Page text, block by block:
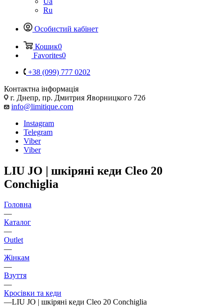
Ru
Особистий кабінет
Кошик0
Favorites0
+38 (099) 777 0202
Контактна інформація
г. Днепр, пр. Дмитрия Яворницкого 72б
info@limitique.com
Instagram
Telegram
Viber
Viber
LIU JO | шкіряні кеди Cleo 20
Conchiglia
Головна
—
Каталог
—
Outlet
—
Жінкам
—
Взуття
—
Кросівки та кеди
—LIU JO | шкіряні кеди Cleo 20 Conchiglia